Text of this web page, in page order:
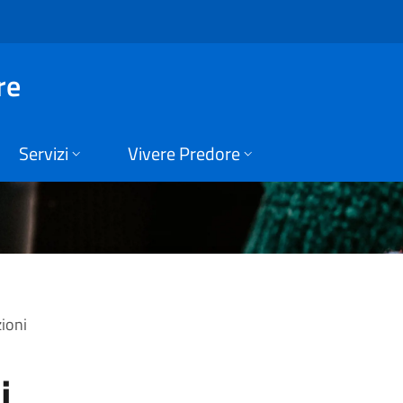
di Predore
Servizi Vivere Predore